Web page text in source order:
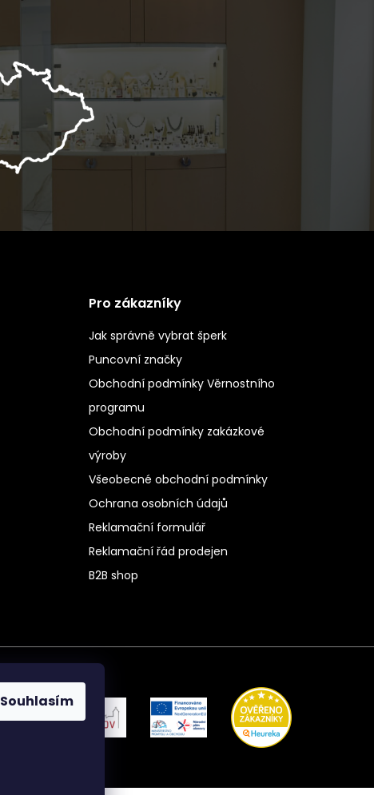
Souhlasím
Pro zákazníky
Jak správně vybrat šperk
Puncovní značky
Obchodní podmínky Věrnostního
programu
Obchodní podmínky zakázkové
výroby
Všeobecné obchodní podmínky
Ochrana osobních údajů
Reklamační formulář
Reklamační řád prodejen
B2B shop